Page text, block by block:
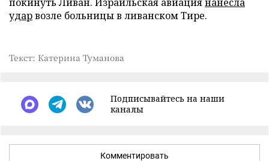
ударвозле больницы в ливанском Тире.
Текст: Катерина Туманова
Подписывайтесь на наши
каналы
Комментировать